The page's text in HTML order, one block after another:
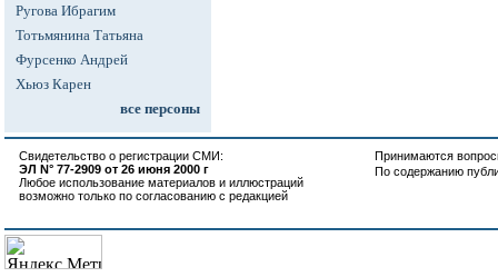
Ругова Ибрагим
Тотьмянина Татьяна
Фурсенко Андрей
Хьюз Карен
все персоны
Свидетельство о регистрации СМИ:
ЭЛ N° 77-2909 от 26 июня 2000 г
Любое использование материалов и иллюстраций
возможно только по согласованию с редакцией
Принимаются
По содержанию